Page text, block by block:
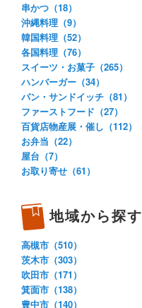
串かつ（18）
沖縄料理（9）
韓国料理（52）
各国料理（76）
スイーツ・お菓子（265）
ハンバーガー（34）
パン・サンドイッチ（81）
ファーストフード（27）
百貨店物産展・催し（112）
お弁当（22）
屋台（7）
お取り寄せ（61）
地域から探す
高槻市（510）
茨木市（303）
吹田市（171）
箕面市（138）
豊中市（140）